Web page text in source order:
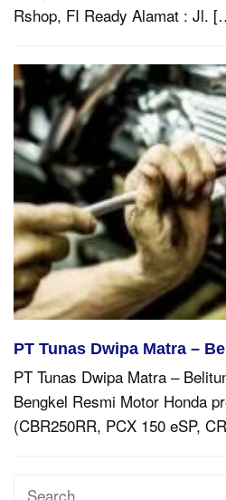
Rshop, FI Ready Alamat : Jl.
PT Tunas Dwipa Matra –
PT Tunas Dwipa Matra –
Bengkel Resmi Motor Honda
(CBR250RR, PCX 150 eSP,
Search